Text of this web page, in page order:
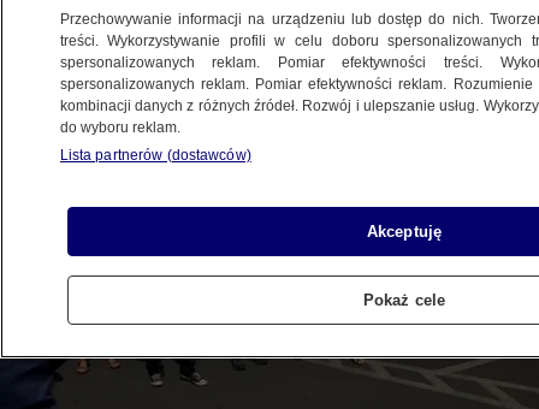
8.09.2023, 15:32
Udostępnij
Przechowywanie informacji na urządzeniu lub dostęp do nich.
treści. Wykorzystywanie profili w celu doboru spersonalizowanych
spersonalizowanych reklam. Pomiar efektywności treści.
spersonalizowanych reklam. Pomiar efektywności reklam.
kombinacji danych z różnych źródeł. Rozwój i ulepszanie usług.
do wyboru reklam.
Lista partnerów (dostawców)
Akceptuję
Pokaż cele